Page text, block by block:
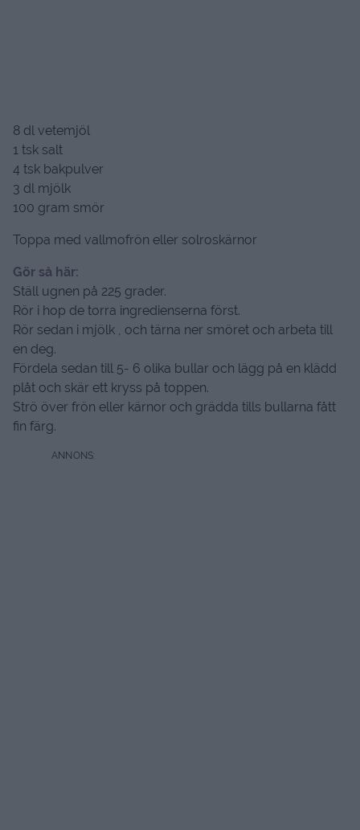
8 dl vetemjöl
1 tsk salt
4 tsk bakpulver
3 dl mjölk
100 gram smör
Toppa med vallmofrön eller solroskärnor
Gör så här:
Ställ ugnen på 225 grader.
Rör i hop de torra ingredienserna först.
Rör sedan i mjölk , och tärna ner smöret och arbeta till
en deg.
Fördela sedan till 5- 6 olika bullar och lägg på en klädd
plåt och skär ett kryss på toppen.
Strö över frön eller kärnor och grädda tills bullarna fått
fin färg.